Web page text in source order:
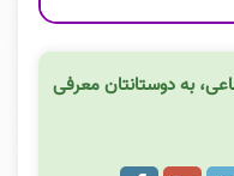
به دوستانتان معرفی